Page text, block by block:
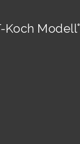
Koch Modell°